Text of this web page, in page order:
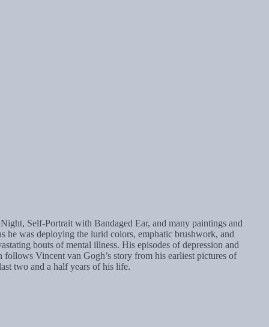
Self-Portrait with Bandaged Ear, and many paintings and
he was deploying the lurid colors, emphatic brushwork, and
bouts of mental illness. His episodes of depression and
Vincent van Gogh’s story from his earliest pictures of
two and a half years of his life.